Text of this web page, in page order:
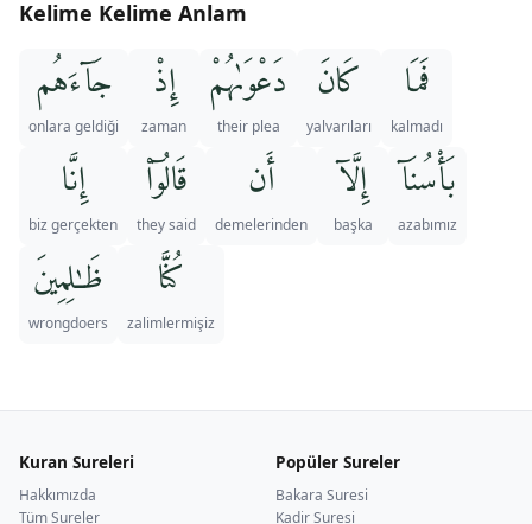
Kelime Kelime Anlam
فَمَا
kalmadı
كَانَ
yalvarıları
دَعْوَىٰهُمْ
their plea
إِذْ
zaman
جَآءَهُم
onlara geldiği
بَأْسُنَآ
azabımız
إِلَّآ
başka
أَن
demelerinden
قَالُوٓا۟
they said
إِنَّا
biz gerçekten
كُنَّا
zalimlermişiz
ظَـٰلِمِينَ
wrongdoers
Kuran Sureleri
Hakkımızda
Tüm Sureler
Popüler Sureler
Bakara Suresi
Kadir Suresi